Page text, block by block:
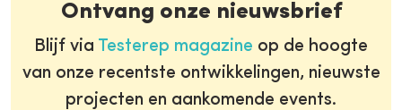
Ontvang onze nieuwsbrief
Blijf via Testerep magazine op de hoogte
van onze recentste ontwikkelingen, nieuwste
projecten en aankomende events.